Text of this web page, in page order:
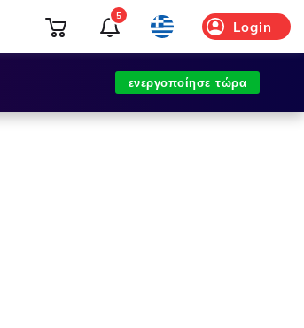
Login
5
ενεργοποίησε τώρα